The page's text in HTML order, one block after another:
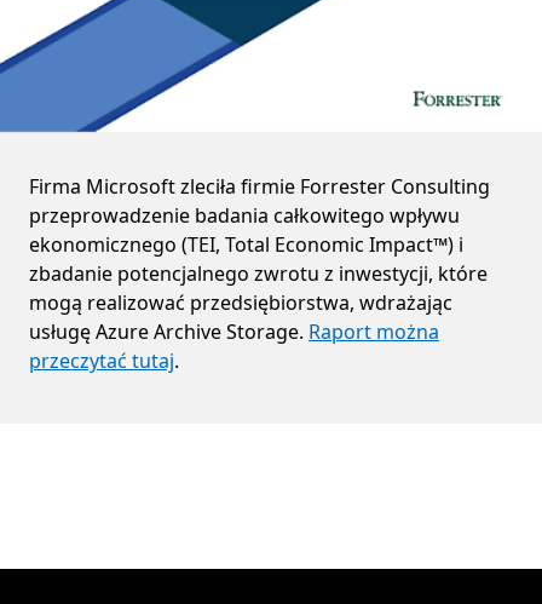
Firma Microsoft zleciła firmie Forrester Consulting
przeprowadzenie badania całkowitego wpływu
ekonomicznego (TEI, Total Economic Impact™) i
zbadanie potencjalnego zwrotu z inwestycji, które
mogą realizować przedsiębiorstwa, wdrażając
usługę Azure Archive Storage. Raport można
przeczytać tutaj.